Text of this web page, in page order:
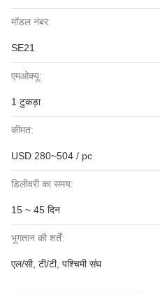
मॉडल नंबर:
SE21
एमओक्यू:
1 टुकड़ा
कीमत:
USD 280~504 / pc
डिलीवरी का समय:
15 ~ 45 दिन
भुगतान की शर्तें:
एल/सी, टी/टी, पश्चिमी संघ